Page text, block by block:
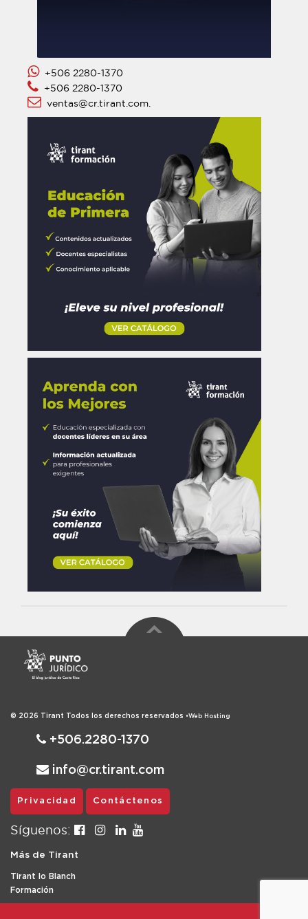
+506 2280-1370
+506 2280-1370
ventas@cr.tirant.com.
© 2026 Tirant Todos los derechos reservados •Web Hosting
+506.2280-1370
info@cr.tirant.com
Privacidad Contáctenos
Síguenos:
Más de Tirant
Tirant lo Blanch
Formación